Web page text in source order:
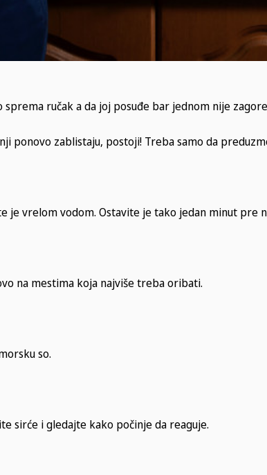
ručak a da joj posuđe bar jednom nije
ponovo zablistaju, postoji! Treba samo da
je vrelom vodom. Ostavite je tako jedan minut pre
na mestima koja najviše treba oribati.
so.
sirće i gledajte kako počinje da reaguje.